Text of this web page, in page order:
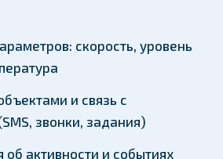
скорость, уровень
и связь с
звонки, задания)
активности и событиях